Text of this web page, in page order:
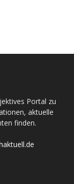
Portal zu
aktuelle
finden.